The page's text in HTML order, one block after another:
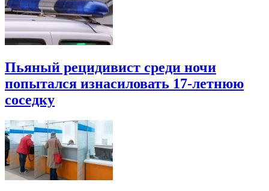
Пьяный рецидивист среди ночи
попытался изнасиловать 17-летнюю
соседку